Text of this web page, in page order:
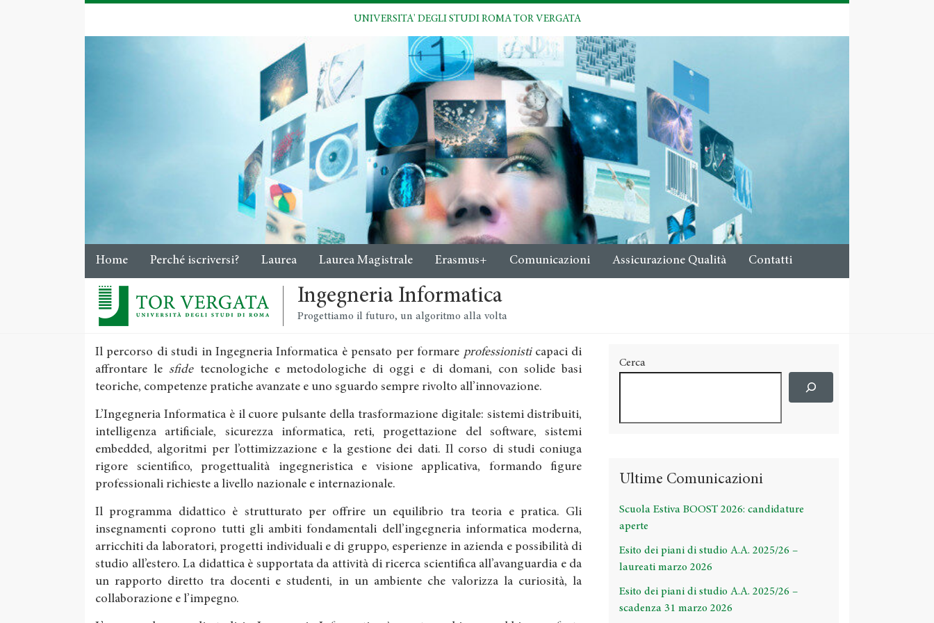
UNIVERSITA' DEGLI STUDI ROMA TOR VERGATA
Home Perché iscriversi? Laurea Laurea Magistrale Erasmus+ Comunicazioni Assicurazione Qualità Contatti
Ingegneria Informatica
Progettiamo il futuro, un algoritmo alla volta
Il percorso di studi in Ingegneria Informatica è pensato per formare professionisticapaci di
affrontare le sfidetecnologiche e metodologiche di oggi e di domani, con solide basi
teoriche, competenze pratiche avanzate e uno sguardo sempre rivolto all’innovazione.
L’Ingegneria Informatica è il cuore pulsante della trasformazione digitale: sistemi distribuiti,
intelligenza artificiale, sicurezza informatica, reti, progettazione del software, sistemi
embedded, algoritmi per l’ottimizzazione e la gestione dei dati. Il corso di studi coniuga
rigore scientifico, progettualità ingegneristica e visione applicativa, formando figure
professionali richieste a livello nazionale e internazionale.
Il programma didattico è strutturato per offrire un equilibrio tra teoria e pratica. Gli
insegnamenti coprono tutti gli ambiti fondamentali dell’ingegneria informatica moderna,
arricchiti da laboratori, progetti individuali e di gruppo, esperienze in azienda e possibilità di
studio all’estero. La didattica è supportata da attività di ricerca scientifica all’avanguardia e da
un rapporto diretto tra docenti e studenti, in un ambiente che valorizza la curiosità, la
collaborazione e l’impegno.
Cerca
Ultime Comunicazioni
Scuola Estiva BOOST 2026: candidature
aperte
Esito dei piani di studio A.A. 2025/26 –
laureati marzo 2026
Esito dei piani di studio A.A. 2025/26 –
scadenza 31 marzo 2026